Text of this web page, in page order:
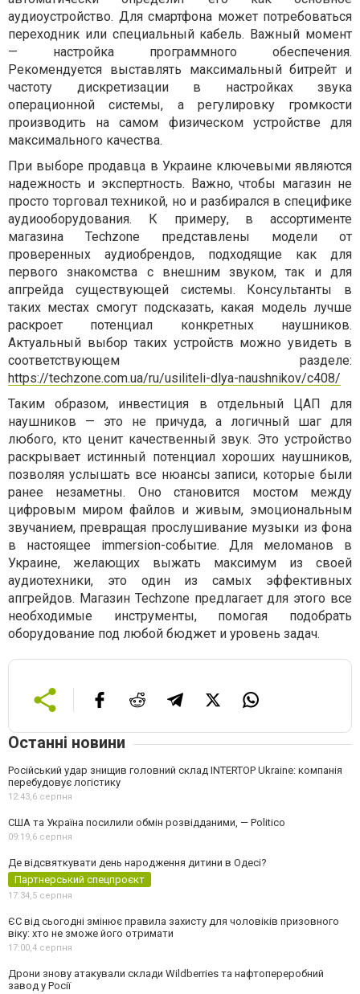
аудиоустройство. Для смартфона может потребоваться
переходник или специальный кабель. Важный момент
— настройка программного обеспечения.
Рекомендуется выставлять максимальный битрейт и
частоту дискретизации в настройках звука
операционной системы, а регулировку громкости
производить на самом физическом устройстве для
максимального качества.
При выборе продавца в Украине ключевыми являются
надежность и экспертность. Важно, чтобы магазин не
просто торговал техникой, но и разбирался в специфике
аудиооборудования. К примеру, в ассортименте
магазина Techzone представлены модели от
проверенных аудиобрендов, подходящие как для
первого знакомства с внешним звуком, так и для
апгрейда существующей системы. Консультанты в
таких местах смогут подсказать, какая модель лучше
раскроет потенциал конкретных наушников.
Актуальный выбор таких устройств можно увидеть в
соответствующем разделе:
https://techzone.com.ua/ru/usiliteli-dlya-naushnikov/c408/
Таким образом, инвестиция в отдельный ЦАП для
наушников — это не причуда, а логичный шаг для
любого, кто ценит качественный звук. Это устройство
раскрывает истинный потенциал хороших наушников,
позволяя услышать все нюансы записи, которые были
ранее незаметны. Оно становится мостом между
цифровым миром файлов и живым, эмоциональным
звучанием, превращая прослушивание музыки из фона
в настоящее immersion-событие. Для меломанов в
Украине, желающих выжать максимум из своей
аудиотехники, это один из самых эффективных
апгрейдов. Магазин Techzone предлагает для этого все
необходимые инструменты, помогая подобрать
оборудование под любой бюджет и уровень задач.
Останні новини
Російський удар знищив головний склад INTERTOP Ukraine: компанія
перебудовує логістику
12:43,6 серпня
США та Україна посилили обмін розвідданими, — Politico
09:19,6 серпня
Де відсвяткувати день народження дитини в Одесі?
Партнерський спецпроєкт
17:34,5 серпня
ЄС від сьогодні змінює правила захисту для чоловіків призовного
віку: хто не зможе його отримати
17:00,4 серпня
Дрони знову атакували склади Wildberries та нафтопереробний
завод у Росії